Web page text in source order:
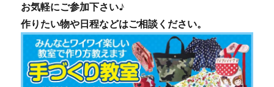
お気軽にご参加下さい♪
作りたい物や日程などはご相談ください。